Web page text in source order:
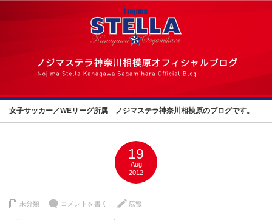
女子サッカー／WEリーグ所属 ノジマステラ神奈川相模原のブログです。
19
Aug
2012
未分類 コメントを書く 広報